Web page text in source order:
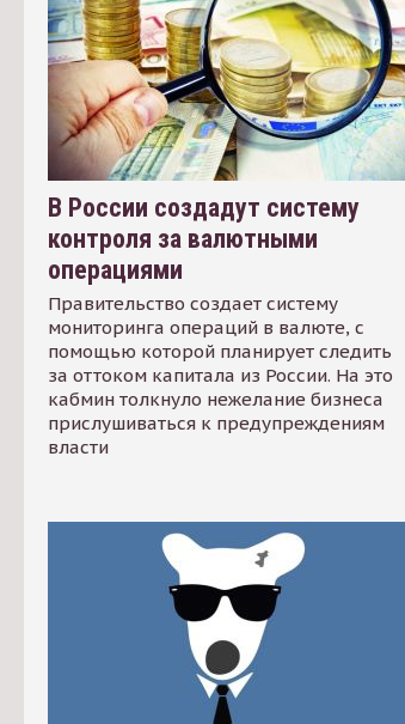
В России создадут систему
контроля за валютными
операциями
Правительство создает систему
мониторинга операций в валюте, с
помощью которой планирует следить
за оттоком капитала из России. На это
кабмин толкнуло нежелание бизнеса
прислушиваться к предупреждениям
власти